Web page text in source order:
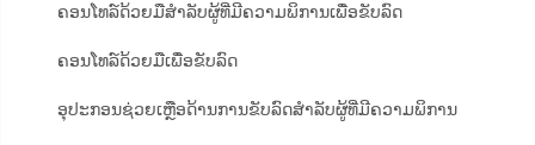
ຄອນໂທລ໌ດ້ວຍມືສຳລັບຜູ້ທີ່ມີຄວາມພິການເພື່ອຂັບລົດ
ຄອນໂທລ໌ດ້ວຍມືເພື່ອຂັບລົດ
ອຸປະກອນຊ່ວຍເຫຼືອດ້ານການຂັບລົດສຳລັບຜູ້ທີ່ມີຄວາມພິການ